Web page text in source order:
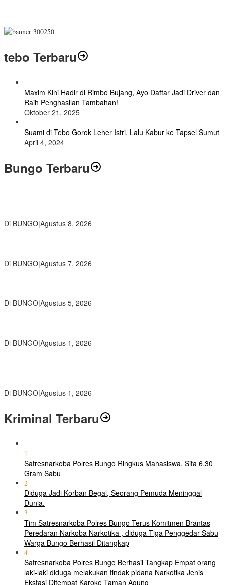
tebo Terbaru
Maxim Kini Hadir di Rimbo Bujang, Ayo Daftar Jadi Driver dan
Raih Penghasilan Tambahan!
Oktober 21, 2025
Suami di Tebo Gorok Leher Istri, Lalu Kabur ke Tapsel Sumut
April 4, 2024
Bungo Terbaru
Di BUNGO|Agustus 8, 2026
Di BUNGO|Agustus 7, 2026
Di BUNGO|Agustus 5, 2026
Di BUNGO|Agustus 1, 2026
Di BUNGO|Agustus 1, 2026
Kriminal Terbaru
1
Satresnarkoba Polres Bungo Ringkus Mahasiswa, Sita 6,30
Gram Sabu
2
Diduga Jadi Korban Begal, Seorang Pemuda Meninggal
Dunia.
3
Tim Satresnarkoba Polres Bungo Terus Komitmen Brantas
Peredaran Narkoba Narkotika , diduga Tiga Penggedar Sabu
Warga Bungo Berhasil Ditangkap
4
Satresnarkoba Polres Bungo Berhasil Tangkap Empat orang
laki-laki diduga melakukan tindak pidana Narkotika Jenis
Ekstasi Ditempat Karoke Taman Agung